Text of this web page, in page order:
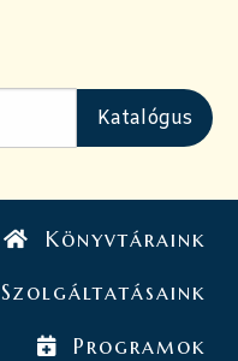
Könyvtáraink
Szolgáltatásaink
Programok